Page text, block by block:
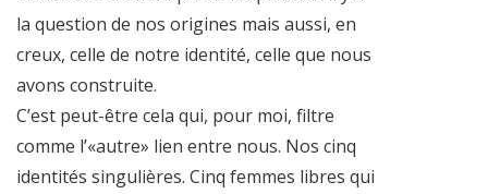
la question de nos origines mais aussi, en
creux, celle de notre identité, celle que nous
avons construite.
C’est peut-être cela qui, pour moi, filtre
comme l’«autre» lien entre nous. Nos cinq
identités singulières. Cinq femmes libres qui